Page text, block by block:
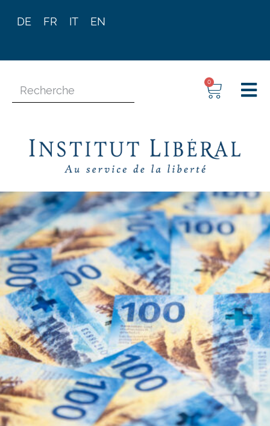
DE FR IT EN
0